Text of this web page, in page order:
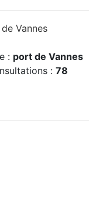
: port de Vannes
: 78